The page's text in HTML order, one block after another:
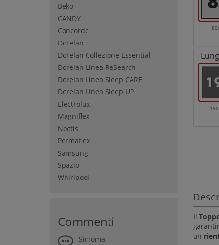
Il
un
Beko
CANDY
Concorde
Dorelan
Dorelan Collezione Essential
Dorelan Linea ReSearch
Dorelan Linea Sleep CARE
Dorelan Linea Sleep UP
Electrolux
Magniflex
Noctis
Permaflex
Samsung
Spazio
Whirlpool
Commenti
Simoma